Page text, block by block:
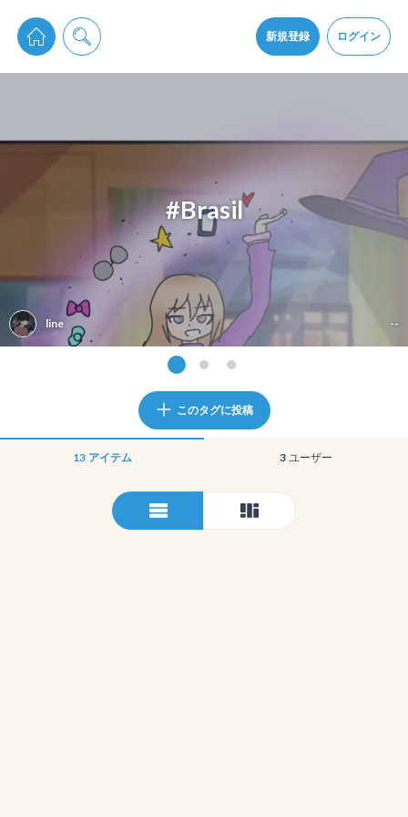
新規登録 ログイン
pixiv Sketchは2024年5月28日付で プライパシーポリシーを改定しました。
通知を受け取るにはここをクリックします
#Brasil
line --
このタグに投稿
13 アイテム 3 ユーザー